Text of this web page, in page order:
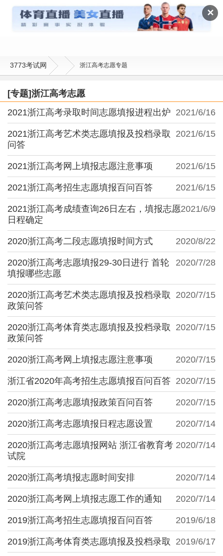
✕
浙江高考志愿
3773考试网 浙江高考志愿专题
[专题]浙江高考志愿
2021/6/16
2021浙江高考录取时间志愿填报进程出炉
2021/6/15
2021浙江高考艺术类志愿填报及投档录取
问答
2021/6/15
2021浙江高考网上填报志愿注意事项
2021/6/15
2021浙江高考招生志愿填报百问百答
2021/6/9
2021浙江高考成绩查询26日左右，填报志愿
日程确定
2020/8/22
2020浙江高考二段志愿填报时间方式
2020/7/28
2020浙江高考志愿填报29-30日进行 首轮
填报哪些志愿
2020/7/15
2020浙江高考艺术类志愿填报及投档录取
政策问答
2020/7/15
2020浙江高考体育类志愿填报及投档录取
政策问答
2020/7/15
2020浙江高考网上填报志愿注意事项
2020/7/15
浙江省2020年高考招生志愿填报百问百答
2020/7/15
2020浙江高考志愿填报政策百问百答
2020/7/14
2020浙江高考志愿填报日程志愿设置
2020/7/14
2020浙江高考志愿填报网站 浙江省教育考
试院
2020/7/14
2020浙江高考填报志愿时间安排
2020/7/14
2020浙江高考网上填报志愿工作的通知
2019/6/18
2019浙江高考招生志愿填报百问百答
2019/6/17
2019浙江高考体育类志愿填报及投档录取